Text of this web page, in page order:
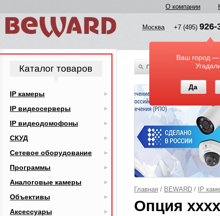
О компании
Москва +7 (495) 926-
Ваш город —
Да
По всему каталогу
Главная / BEWARD / IP
Опция
Каталог товаров
IP камеры
IP видеосерверы
IP видеодомофоны
СКУД
Сетевое оборудование
Программы
Аналоговые камеры
Объективы
Аксессуары